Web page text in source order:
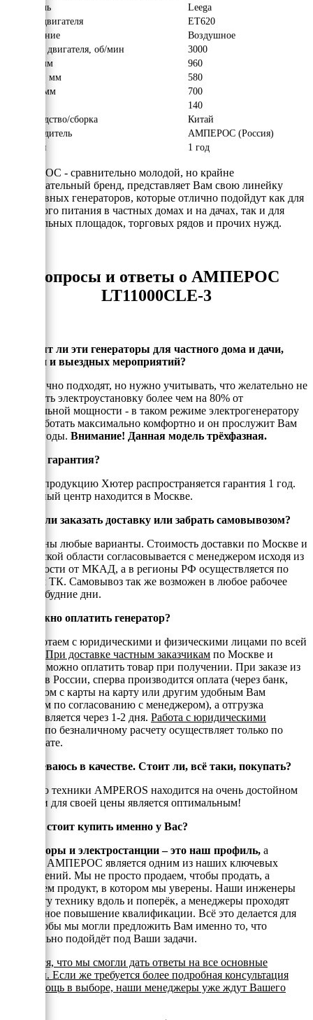
Двигатель
Leega
Модель двигателя
ET620
Охлаждение
Воздушное
Обороты двигателя, об/мин
3000
Длина, мм
960
Ширина, мм
580
Высота, мм
700
140
Производство/сборка
Китай
Производитель
АМПЕРОС (Россия)
Гарантия
1 год
АМПЕРОС - сравнительно молодой, но крайне
привлекательный бренд, представляет Вам свою линейку
портативных генераторов, которые отлично подойдут как для
резервного питания в частных домах и на дачах, так и для
строительных площадок, торговых рядов и прочих нужд.
Вопросы и ответы о АМПЕРОС
LT11000CLE-3
Подходят ли эти генераторы для частного дома и дачи,
стройки и выездных мероприятий?
Да, отлично подходят, но нужно учитывать, что желательно не
нагружать электроустановку более чем на 80% от
номинальной мощности - в таком режиме электрогенератору
будет работать максимально комфортно и он прослужит Вам
долгие годы. Внимание! Данная модель трёхфазная.
Есть ли гарантия?
На всю продукцию Хютер распространяется гарантия 1 год.
Сервисный центр находится в Москве.
Можно ли заказать доставку или забрать самовывозом?
Возможны любые варианты. Стоимость доставки по Москве и
Московской области согласовывается с менеджером исходя из
удаленности от МКАД, а в регионы РФ осуществляется по
тарифам ТК. Самовывоз так же возможен в любое рабочее
время в будние дни.
Как можно оплатить генератор?
Мы работаем с юридическими и физическими лицами по всей
При доставке частным заказчикам по Москве и
области можно оплатить товар при получении. При заказе из
регионов России, сперва производится оплата (через банк,
переводом с карты на карту или другим удобным Вам
способом по согласованию с менеджером), а отгрузка
осуществляется через 1-2 дня. Работа с юридическими
по безналичному расчету осуществляет только по
предоплате.
Я сомневаюсь в качестве. Стоит ли, всё таки, покупать?
Качество техники AMPEROS находится на очень достойном
уровне и для своей цены является оптимальным!
Почему стоит купить именно у Вас?
Генераторы и электростанции – это наш профиль, а
техника АМПЕРОС является одним из наших ключевых
направлений. Мы не просто продаем, чтобы продать, а
реализуем продукт, в котором мы уверены. Наши инженеры
знают эту технику вдоль и поперёк, а менеджеры проходят
постоянное повышение квалификации. Всё это делается для
того, чтобы мы могли предложить Вам именно то, что
оптимально подойдёт под Ваши задачи.
Надеемся, что мы смогли дать ответы на все основные
вопросы. Если же требуется более подробная консультация
или помощь в выборе, наши менеджеры уже ждут Вашего